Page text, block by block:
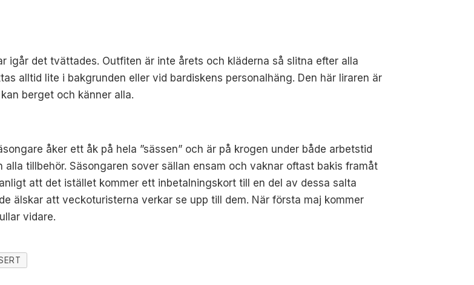
igår det tvättades. Outfiten är inte årets och kläderna så slitna efter alla
alltid lite i bakgrunden eller vid bardiskens personalhäng. Den här liraren är
berget och känner alla.
åker ett åk på hela ”sässen” och är på krogen under både arbetstid
tillbehör. Säsongaren sover sällan ensam och vaknar oftast bakis framåt
att det istället kommer ett inbetalningskort till en del av dessa salta
älskar att veckoturisterna verkar se upp till dem. När första maj kommer
vidare.